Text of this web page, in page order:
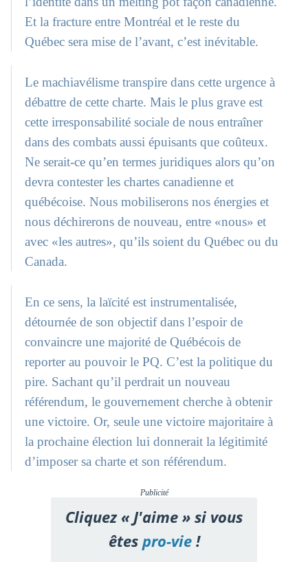
Et la fracture entre Montréal et le reste du
Québec sera mise de l’avant, c’est inévitable.
Le machiavélisme transpire dans cette urgence à
débattre de cette charte. Mais le plus grave est
cette irresponsabilité sociale de nous entraîner
dans des combats aussi épuisants que coûteux.
Ne serait-ce qu’en termes juridiques alors qu’on
devra contester les chartes canadienne et
québécoise. Nous mobiliserons nos énergies et
nous déchirerons de nouveau, entre «nous» et
avec «les autres», qu’ils soient du Québec ou du
Canada.
En ce sens, la laïcité est instrumentalisée,
détournée de son objectif dans l’espoir de
convaincre une majorité de Québécois de
reporter au pouvoir le PQ. C’est la politique du
pire. Sachant qu’il perdrait un nouveau
référendum, le gouvernement cherche à obtenir
une victoire. Or, seule une victoire majoritaire à
la prochaine élection lui donnerait la légitimité
d’imposer sa charte et son référendum.
Publicité
Cliquez « J'aime » si vous
êtespro-vie!